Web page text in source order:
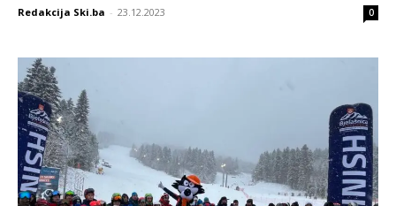
Redakcija Ski.ba - 23.12.2023 0